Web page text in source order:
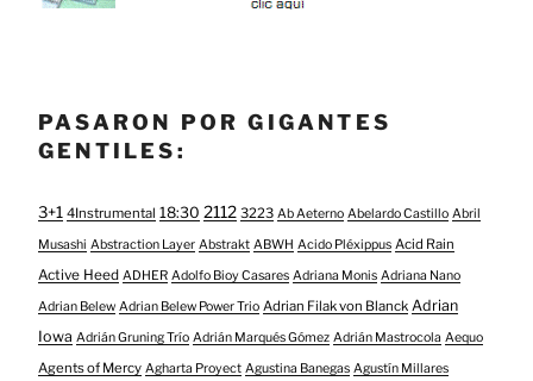
PASARON POR GIGANTES
GENTILES:
3+1 4Instrumental 18:30 2112 3223 Ab Aeterno Abelardo Castillo Abril
Musashi Abstraction Layer Abstrakt ABWH Acido Pléxippus Acid Rain
Active Heed ADHER Adolfo Bioy Casares Adriana Monis Adriana Nano
Adrian Belew Adrian Belew Power Trio Adrian Filak von Blanck Adrian
Iowa Adrián Gruning Trío Adrián Marqués Gómez Adrián Mastrocola Aequo
Agents of Mercy Agharta Proyect Agustina Banegas Agustín Millares